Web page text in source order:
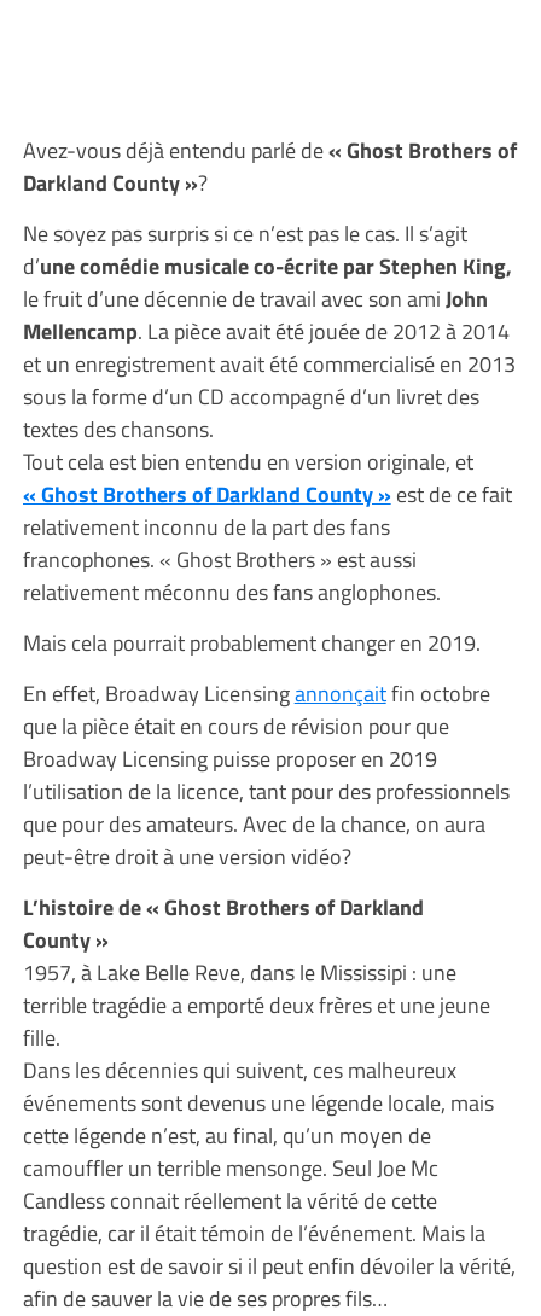
Avez-vous déjà entendu parlé de« Ghost Brothers of
Darkland County »?
Ne soyez pas surpris si ce n’est pas le cas. Il s’agit
d’une comédie musicale co-écrite par Stephen King,
le fruit d’une décennie de travail avec son amiJohn
Mellencamp. La pièce avait été jouée de 2012 à 2014
et un enregistrement avait été commercialisé en 2013
sous la forme d’un CD accompagné d’un livret des
textes des chansons.
Tout cela est bien entendu en version originale, et
« Ghost Brothers of Darkland County »est de ce fait
relativement inconnu de la part des fans
francophones. « Ghost Brothers » est aussi
relativement méconnu des fans anglophones.
Mais cela pourrait probablement changer en 2019.
En effet, Broadway Licensingannonçaitfin octobre
que la pièce était en cours de révision pour que
Broadway Licensing puisse proposer en 2019
l’utilisation de la licence, tant pour des professionnels
que pour des amateurs. Avec de la chance, on aura
peut-être droit à une version vidéo?
L’histoire de « Ghost Brothers of Darkland
County »
1957, à Lake Belle Reve, dans le Mississipi : une
terrible tragédie a emporté deux frères et une jeune
fille.
Dans les décennies qui suivent, ces malheureux
événements sont devenus une légende locale, mais
cette légende n’est, au final, qu’un moyen de
camouffler un terrible mensonge. Seul Joe Mc
Candless connait réellement la vérité de cette
tragédie, car il était témoin de l’événement. Mais la
question est de savoir si il peut enfin dévoiler la vérité,
afin de sauver la vie de ses propres fils…